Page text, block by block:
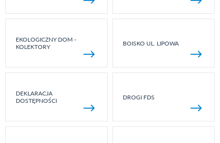
EKOLOGICZNY DOM -
KOLEKTORY
BOISKO UL. LIPOWA
DEKLARACJA
DOSTĘPNOŚCI
DROGI FDS